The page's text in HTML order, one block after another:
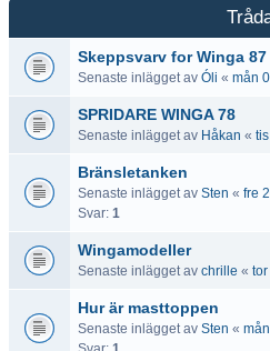
Skeppsvarv for Winga 87
Senaste inlägget av Óli « mån
SPRIDARE WINGA 78
Senaste inlägget av Håkan «
Bränsletanken
Senaste inlägget av Sten « fre
Svar: 1
Wingamodeller
Senaste inlägget av chrille «
Hur är masttoppen
Senaste inlägget av Sten «